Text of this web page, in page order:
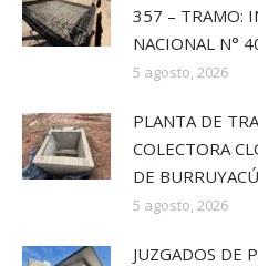
357 – TRAMO:
NACIONAL N°
5 agosto, 2026
PLANTA DE
COLECTORA
DE BURRUYACÚ
5 agosto, 2026
JUZGADOS DE